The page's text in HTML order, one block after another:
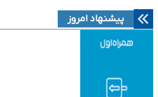
پیشنهاد امروز